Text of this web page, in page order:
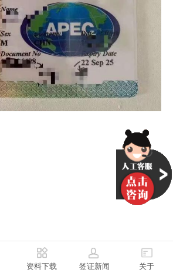
资料下载 签证新闻 关于